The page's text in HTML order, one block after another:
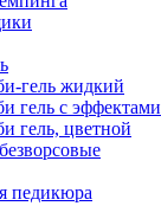
гель жидкий
гель с эффектами
гель, цветной
педикюра